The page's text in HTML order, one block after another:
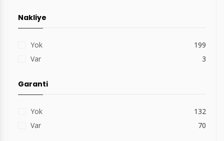
Nakliye
Yok
199
Var
3
Garanti
Yok
132
Var
70